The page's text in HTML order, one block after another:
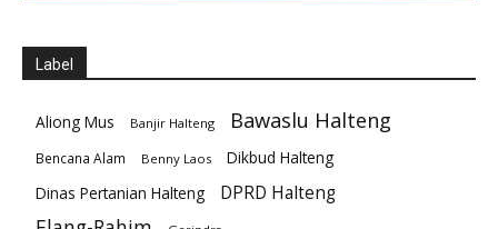
Label
Aliong Mus Banjir Halteng Bawaslu Halteng
Bencana Alam Benny Laos
Dikbud Halteng
Dinas Pertanian Halteng
DPRD Halteng